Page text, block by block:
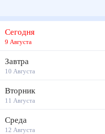
Сегодня
9 Августа
Завтра
10 Августа
Вторник
11 Августа
Среда
12 Августа